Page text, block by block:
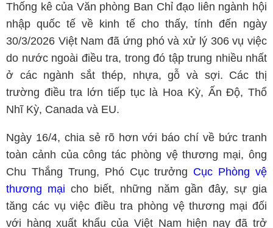
Thống kê của Văn phòng Ban Chỉ đạo liên ngành hội
nhập quốc tế về kinh tế cho thấy, tính đến ngày
30/3/2026 Việt Nam đã ứng phó và xử lý 306 vụ việc
do nước ngoài điều tra, trong đó tập trung nhiều nhất
ở các ngành sắt thép, nhựa, gỗ và sợi. Các thị
trường điều tra lớn tiếp tục là Hoa Kỳ, Ấn Độ, Thổ
Nhĩ Kỳ, Canada và EU.
Ngày 16/4, chia sẻ rõ hơn với báo chí về bức tranh
toàn cảnh của công tác phòng vệ thương mại, ông
Chu Thắng Trung, Phó Cục trưởng Cục Phòng vệ
thương mại cho biết, những năm gần đây, sự gia
tăng các vụ việc điều tra phòng vệ thương mại đối
với hàng xuất khẩu của Việt Nam hiện nay đã trở